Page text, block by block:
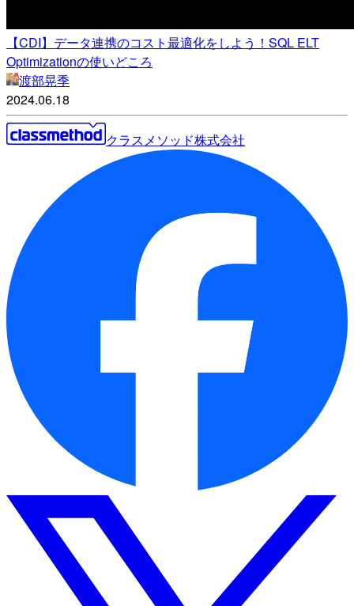
【CDI】データ連携のコスト最適化をしよう！SQL ELT
Optimizationの使いどころ
渡部晃季
2024.06.18
クラスメソッド株式会社